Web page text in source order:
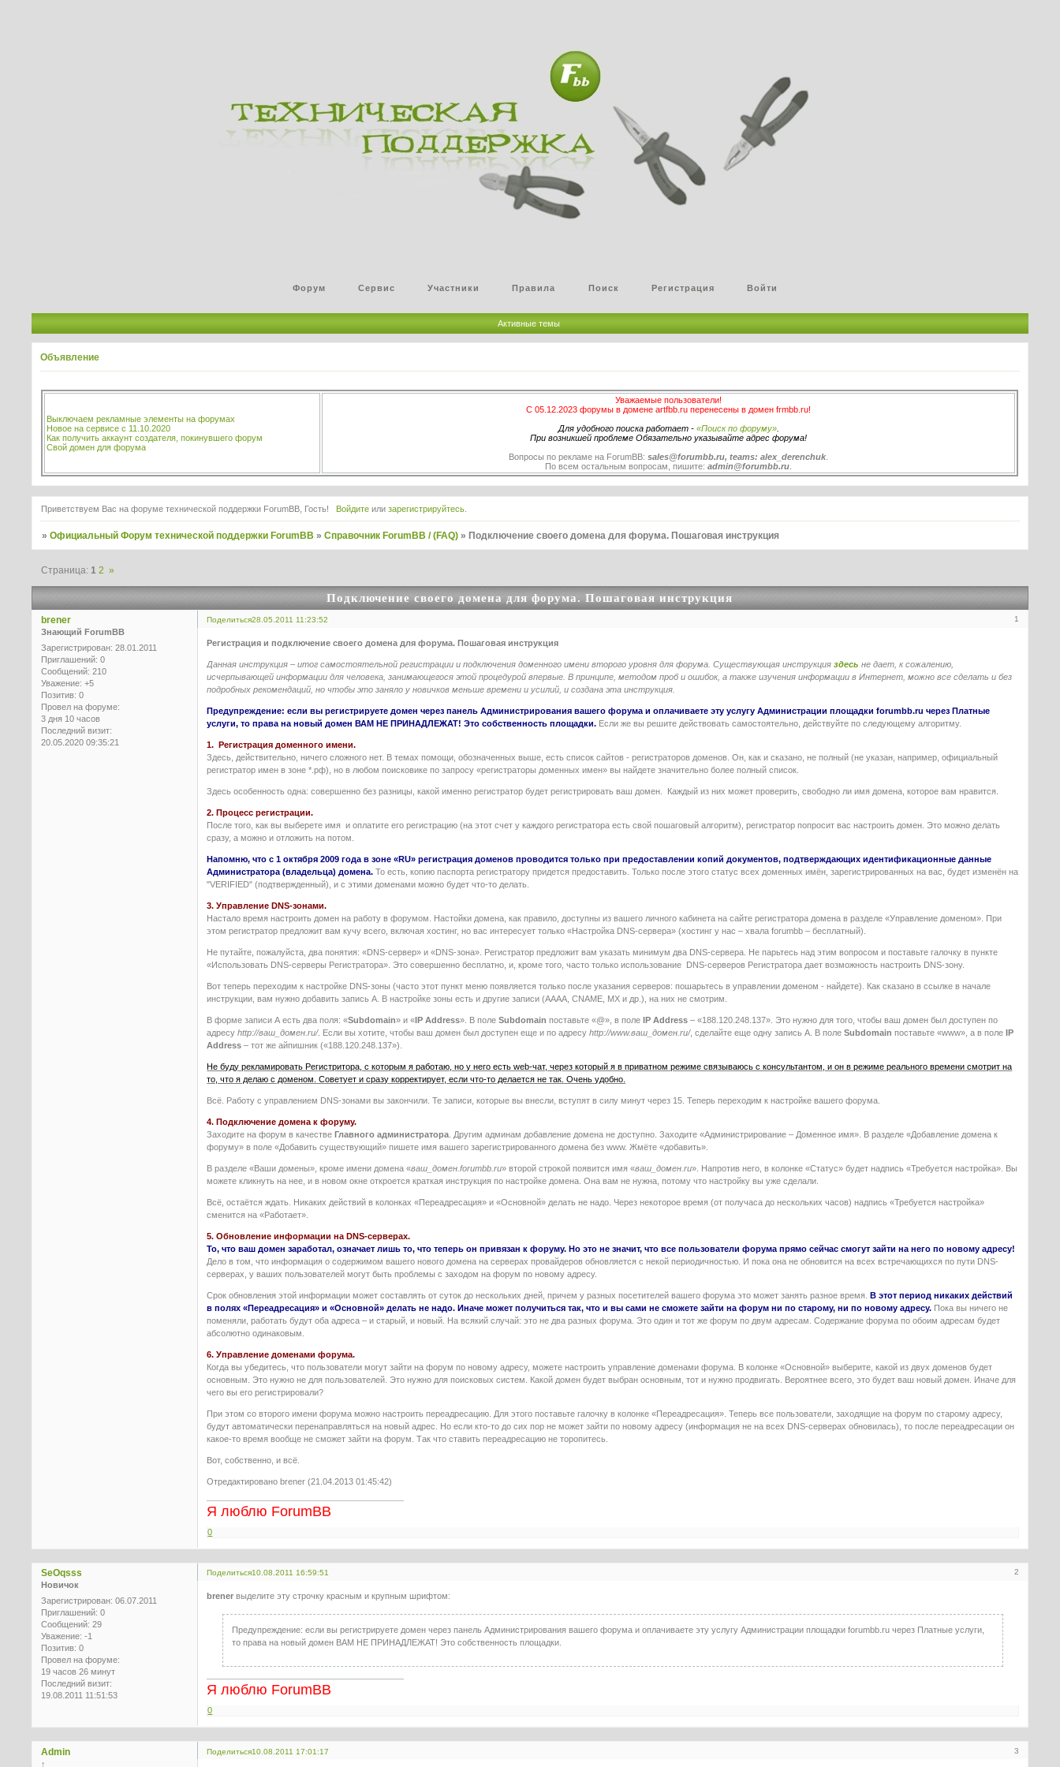
Форум Сервис Участники Правила Поиск Регистрация Войти
Активные темы
Объявление
Выключаем рекламные элементы на форумах
Новое на сервисе с 11.10.2020
Как получить аккаунт создателя, покинувшего форум
Свой домен для форума
Уважаемые пользователи!
С 05.12.2023 форумы в домене artfbb.ru перенесены в домен frmbb.ru!
Для удобного поиска работает - «Поиск по форуму».
При возникшей проблеме Обязательно указывайте адрес форума!
Вопросы по рекламе на ForumBB:sales@forumbb.ru, teams: alex_derenchuk
По всем остальным вопросам, пишите:admin@forumbb.ru
Приветствуем Вас на форуме технической поддержки ForumBB, Гость! Войдитеили зарегистрируйтесь.
»Официальный Форум технической поддержки ForumBB »Справочник ForumBB / (FAQ) »Подключение своего домена для форума. Пошаговая инструкция
Подключение своего домена для форума. Пошаговая инструкция
Страница:1 2 »
Поделиться 1
28.05.2011 11:23:52
brener
Знающий ForumBB
Зарегистрирован: 28.01.2011
Приглашений: 0
Сообщений: 210
Уважение: +5
Позитив: 0
Провел на форуме:
3 дня 10 часов
Последний визит:
20.05.2020 09:35:21
Регистрация и подключение своего домена для форума. Пошаговая инструкция
Данная инструкция – итог самостоятельной регистрации и подключения доменного имени второго уровня для форума. Существующая инструкцияздесь не дает, к сожалению,
исчерпывающей информации для человека, занимающегося этой процедурой впервые. В принципе, методом проб и ошибок, а также изучения информации в Интернет, можно все сделать и без
подробных рекомендаций, но чтобы это заняло у новичков меньше времени и усилий, и создана эта инструкция.
Предупреждение: если вы регистрируете домен через панель Администрирования вашего форума и оплачиваете эту услугу Администрации площадки forumbb.ru через Платные
услуги, то права на новый домен ВАМ НЕ ПРИНАДЛЕЖАТ! Это собственность площадки. Если же вы решите действовать самостоятельно, действуйте по следующему алгоритму.
1. Регистрация доменного имени.
Здесь, действительно, ничего сложного нет. В темах помощи, обозначенных выше, есть список сайтов - регистраторов доменов. Он, как и сказано, не полный (не указан, например, официальный
регистратор имен в зоне *.рф), но в любом поисковике по запросу «регистраторы доменных имен» вы найдете значительно более полный список.
Здесь особенность одна: совершенно без разницы, какой именно регистратор будет регистрировать ваш домен. Каждый из них может проверить, свободно ли имя домена, которое вам нравится.
2. Процесс регистрации.
После того, как вы выберете имя и оплатите его регистрацию (на этот счет у каждого регистратора есть свой пошаговый алгоритм), регистратор попросит вас настроить домен. Это можно делать
сразу, а можно и отложить на потом.
Напомню, что с 1 октября 2009 года в зоне «RU» регистрация доменов проводится только при предоставлении копий документов, подтверждающих идентификационные данные
Администратора (владельца) домена.То есть, копию паспорта регистратору придется предоставить. Только после этого статус всех доменных имён, зарегистрированных на вас, будет изменён на
"VERIFIED" (подтвержденный), и с этими доменами можно будет что-то делать.
3. Управление DNS-зонами.
Настало время настроить домен на работу в форумом. Настойки домена, как правило, доступны из вашего личного кабинета на сайте регистратора домена в разделе «Управление доменом». При
этом регистратор предложит вам кучу всего, включая хостинг, но вас интересует только «Настройка DNS-сервера» (хостинг у нас – хвала forumbb – бесплатный).
Не путайте, пожалуйста, два понятия: «DNS-сервер» и «DNS-зона». Регистратор предложит вам указать минимум два DNS-сервера. Не парьтесь над этим вопросом и поставьте галочку в пункте
«Использовать DNS-серверы Регистратора». Это совершенно бесплатно, и, кроме того, часто только использование DNS-серверов Регистратора дает возможность настроить DNS-зону.
Вот теперь переходим к настройке DNS-зоны (часто этот пункт меню появляется только после указания серверов: пошарьтесь в управлении доменом - найдете). Как сказано в ссылке в начале
инструкции, вам нужно добавить запись А. В настройке зоны есть и другие записи (АААА, CNAME, MX и др.), на них не смотрим.
В форме записи А есть два поля: «Subdomain» и «IP Address». В полеSubdomain поставьте «@», в полеIP Address – «188.120.248.137». Это нужно для того, чтобы ваш домен был доступен по
адресуhttp://ваш_домен.ru/. Если вы хотите, чтобы ваш домен был доступен еще и по адресуhttp://www.ваш_домен.ru/, сделайте еще одну запись А. В полеSubdomain поставьте «www», а в полеIP
Address – тот же айпишник («188.120.248.137»).
Не буду рекламировать Регистритора, с которым я работаю, но у него есть web-чат, через который я в приватном режиме связываюсь с консультантом, и он в режиме реального времени смотрит на
то, что я делаю с доменом. Советует и сразу корректирует, если что-то делается не так. Очень удобно.
Всё. Работу с управлением DNS-зонами вы закончили. Те записи, которые вы внесли, вступят в силу минут через 15. Теперь переходим к настройке вашего форума.
4. Подключение домена к форуму.
Заходите на форум в качествеГлавного администратора . Другим админам добавление домена не доступно. Заходите «Администрирование – Доменное имя». В разделе «Добавление домена к
форуму» в поле «Добавить существующий» пишете имя вашего зарегистрированного домена без www. Жмёте «добавить».
В разделе «Ваши домены», кроме имени домена «ваш_домен.forumbb.ru» второй строкой появится имя «ваш_домен.ru». Напротив него, в колонке «Статус» будет надпись «Требуется настройка». Вы
можете кликнуть на нее, и в новом окне откроется краткая инструкция по настройке домена. Она вам не нужна, потому что настройку вы уже сделали.
Всё, остаётся ждать. Никаких действий в колонках «Переадресация» и «Основной» делать не надо. Через некоторое время (от получаса до нескольких часов) надпись «Требуется настройка»
сменится на «Работает».
5. Обновление информации на DNS-серверах.
То, что ваш домен заработал, означает лишь то, что теперь он привязан к форуму. Но это не значит, что все пользователи форума прямо сейчас смогут зайти на него по новому адресу!
Дело в том, что информация о содержимом вашего нового домена на серверах провайдеров обновляется с некой периодичностью. И пока она не обновится на всех встречающихся по пути DNS-
серверах, у ваших пользователей могут быть проблемы с заходом на форум по новому адресу.
Срок обновления этой информации может составлять от суток до нескольких дней, причем у разных посетителей вашего форума это может занять разное время.В этот период никаких действий
в полях «Переадресация» и «Основной» делать не надо. Иначе может получиться так, что и вы сами не сможете зайти на форум ни по старому, ни по новому адресу. Пока вы ничего не
поменяли, работать будут оба адреса – и старый, и новый. На всякий случай: это не два разных форума. Это один и тот же форум по двум адресам. Содержание форума по обоим адресам будет
абсолютно одинаковым.
6. Управление доменами форума.
Когда вы убедитесь, что пользователи могут зайти на форум по новому адресу, можете настроить управление доменами форума. В колонке «Основной» выберите, какой из двух доменов будет
основным. Это нужно не для пользователей. Это нужно для поисковых систем. Какой домен будет выбран основным, тот и нужно продвигать. Вероятнее всего, это будет ваш новый домен. Иначе для
чего вы его регистрировали?
При этом со второго имени форума можно настроить переадресацию. Для этого поставьте галочку в колонке «Переадресация». Теперь все пользователи, заходящие на форум по старому адресу,
будут автоматически перенаправляться на новый адрес. Но если кто-то до сих пор не может зайти по новому адресу (информация не на всех DNS-серверах обновилась), то после переадресации он
какое-то время вообще не сможет зайти на форум. Так что ставить переадресацию не торопитесь.
Вот, собственно, и всё.
Отредактировано brener (21.04.2013 01:45:42)
Я люблю ForumBB
0
Поделиться 2
10.08.2011 16:59:51
SeOqsss
Новичок
Зарегистрирован: 06.07.2011
Приглашений: 0
Сообщений: 29
Уважение: -1
Позитив: 0
Провел на форуме:
19 часов 26 минут
Последний визит:
19.08.2011 11:51:53
brener выделите эту строчку красным и крупным шрифтом:
Предупреждение: если вы регистрируете домен через панель Администрирования вашего форума и оплачиваете эту услугу Администрации площадки forumbb.ru через Платные услуги,
то права на новый домен ВАМ НЕ ПРИНАДЛЕЖАТ! Это собственность площадки.
Я люблю ForumBB
0
Поделиться 3
10.08.2011 17:01:17
Admin
↑